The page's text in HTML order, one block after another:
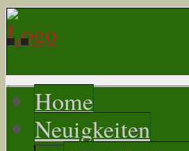
Home
Neuigkeiten